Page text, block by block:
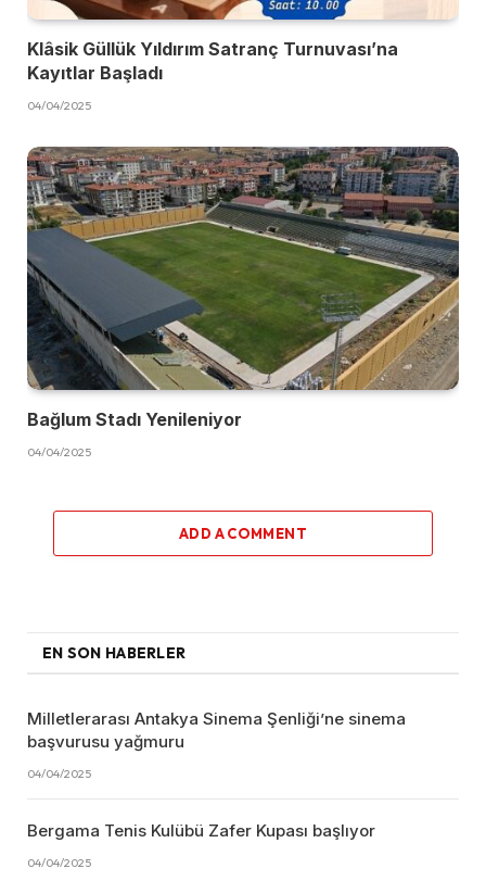
Klâsik Güllük Yıldırım Satranç Turnuvası’na
Kayıtlar Başladı
04/04/2025
Bağlum Stadı Yenileniyor
04/04/2025
ADD A COMMENT
EN SON HABERLER
Milletlerarası Antakya Sinema Şenliği’ne sinema
başvurusu yağmuru
04/04/2025
Bergama Tenis Kulübü Zafer Kupası başlıyor
04/04/2025